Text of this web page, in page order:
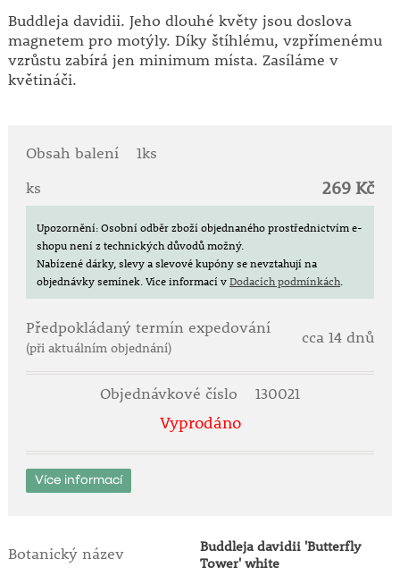
Buddleja davidii. Jeho dlouhé květy jsou doslova
magnetem pro motýly. Díky štíhlému, vzpřímenému
vzrůstu zabírá jen minimum místa. Zasíláme v
květináči.
Obsah balení
1ks
ks
269 Kč
Upozornění: Osobní odběr zboží objednaného prostřednictvím e-
shopu není z technických důvodů možný.
Nabízené dárky, slevy a slevové kupóny se nevztahují na
objednávky semínek.Více informací vDodacích podmínkách.
Předpokládaný termín expedování
(při aktuálním objednání)
cca 14 dnů
Objednávkové číslo 130021
Vyprodáno
Více informací
Botanický název
Buddleja davidii 'Butterfly
Tower' white